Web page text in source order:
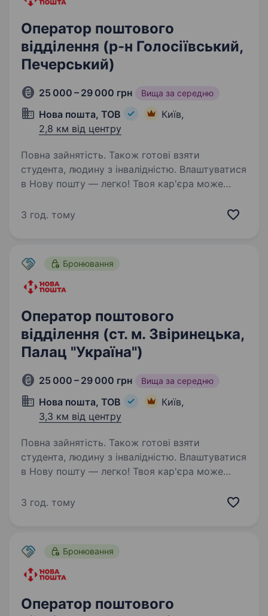
Оператор поштового
відділення (р-н Голосіївський,
Печерський)
25 000 – 29 000 грн Вища за середню
Нова пошта, ТОВ
Київ,
2,8 км від центру
Повна зайнятість. Також готові взяти
студента, людину з інвалідністю. Влаштуватися
в Нову пошту — легко! Твоя кар'єра може
ми в пошуку оператора поштового відділення.
3 год. тому
Бронювання
Оператор поштового
відділення (ст. м. Звіринецька,
Палац "Україна")
25 000 – 29 000 грн Вища за середню
Нова пошта, ТОВ
Київ,
3,3 км від центру
Повна зайнятість. Також готові взяти
студента, людину з інвалідністю. Влаштуватися
в Нову пошту — легко! Твоя кар'єра може
ми в пошуку оператора поштового відділення.
3 год. тому
Бронювання
Оператор поштового